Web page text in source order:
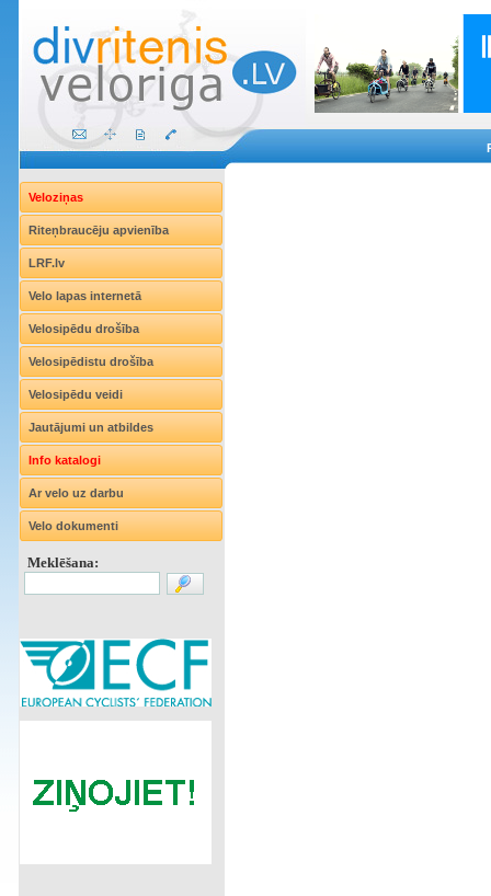
Veloziņas
Riteņbraucēju apvienība
LRF.lv
Velo lapas internetā
Velosipēdu drošība
Velosipēdistu drošība
Velosipēdu veidi
Jautājumi un atbildes
Info katalogi
Ar velo uz darbu
Velo dokumenti
Meklēšana: